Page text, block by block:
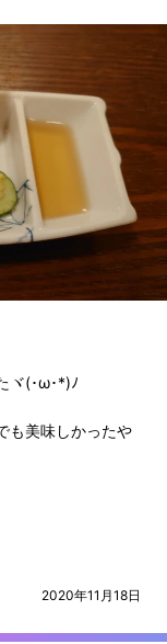
ヾ(･ω･*)ﾉ
も美味しかったや
2020年11月18日